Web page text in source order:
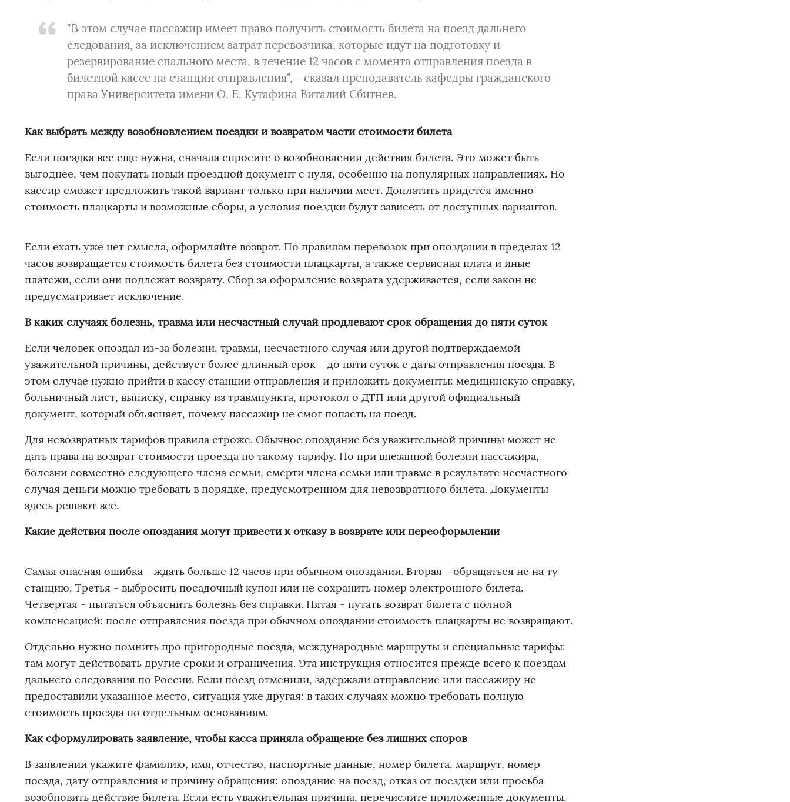
"В этом случае пассажир имеет право получить стоимость билета на поезд дальнего
следования, за исключением затрат перевозчика, которые идут на подготовку и
резервирование спального места, в течение 12 часов с момента отправления поезда в
билетной кассе на станции отправления", - сказал преподаватель кафедры гражданского
права Университета имени О. Е. Кутафина Виталий Сбитнев.
Как выбрать между возобновлением поездки и возвратом части стоимости билета
Если поездка все еще нужна, сначала спросите о возобновлении действия билета. Это может быть
выгоднее, чем покупать новый проездной документ с нуля, особенно на популярных направлениях. Но
кассир сможет предложить такой вариант только при наличии мест. Доплатить придется именно
стоимость плацкарты и возможные сборы, а условия поездки будут зависеть от доступных вариантов.
Если ехать уже нет смысла, оформляйте возврат. По правилам перевозок при опоздании в пределах 12
часов возвращается стоимость билета без стоимости плацкарты, а также сервисная плата и иные
платежи, если они подлежат возврату. Сбор за оформление возврата удерживается, если закон не
предусматривает исключение.
В каких случаях болезнь, травма или несчастный случай продлевают срок обращения до пяти суток
Если человек опоздал из-за болезни, травмы, несчастного случая или другой подтверждаемой
уважительной причины, действует более длинный срок - до пяти суток с даты отправления поезда. В
этом случае нужно прийти в кассу станции отправления и приложить документы: медицинскую справку,
больничный лист, выписку, справку из травмпункта, протокол о ДТП или другой официальный
документ, который объясняет, почему пассажир не смог попасть на поезд.
Для невозвратных тарифов правила строже. Обычное опоздание без уважительной причины может не
дать права на возврат стоимости проезда по такому тарифу. Но при внезапной болезни пассажира,
болезни совместно следующего члена семьи, смерти члена семьи или травме в результате несчастного
случая деньги можно требовать в порядке, предусмотренном для невозвратного билета. Документы
здесь решают все.
Какие действия после опоздания могут привести к отказу в возврате или переоформлении
Самая опасная ошибка - ждать больше 12 часов при обычном опоздании. Вторая - обращаться не на ту
станцию. Третья - выбросить посадочный купон или не сохранить номер электронного билета.
Четвертая - пытаться объяснить болезнь без справки. Пятая - путать возврат билета с полной
компенсацией: после отправления поезда при обычном опоздании стоимость плацкарты не возвращают.
Отдельно нужно помнить про пригородные поезда, международные маршруты и специальные тарифы:
там могут действовать другие сроки и ограничения. Эта инструкция относится прежде всего к поездам
дальнего следования по России. Если поезд отменили, задержали отправление или пассажиру не
предоставили указанное место, ситуация уже другая: в таких случаях можно требовать полную
стоимость проезда по отдельным основаниям.
Как сформулировать заявление, чтобы касса приняла обращение без лишних споров
В заявлении укажите фамилию, имя, отчество, паспортные данные, номер билета, маршрут, номер
поезда, дату отправления и причину обращения: опоздание на поезд, отказ от поездки или просьба
возобновить действие билета. Если есть уважительная причина, перечислите приложенные документы.